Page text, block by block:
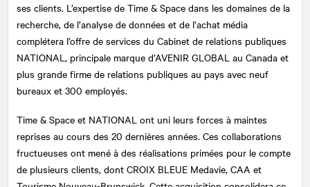
ses clients. L’expertise de Time & Space dans les domaines de la
recherche, de l’analyse de données et de l’achat média
complétera l’offre de services du Cabinet de relations publiques
NATIONAL, principale marque d’AVENIR GLOBAL au Canada et
plus grande firme de relations publiques au pays avec neuf
bureaux et 300 employés.
Time & Space et NATIONAL ont uni leurs forces à maintes
reprises au cours des 20 dernières années. Ces collaborations
fructueuses ont mené à des réalisations primées pour le compte
de plusieurs clients, dont CROIX BLEUE Medavie, CAA et